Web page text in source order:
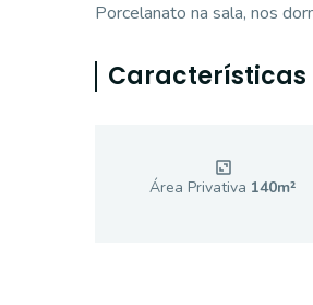
Porcelanato na sala, nos
Características
Área Privativa 140m²